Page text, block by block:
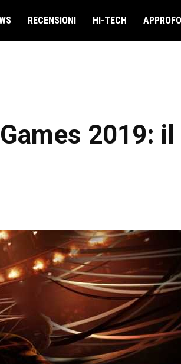
RECENSIONI HI-TECH
2019: